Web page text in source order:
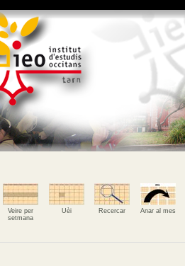
Veire per
setmana
Uèi Recercar Anar al mes